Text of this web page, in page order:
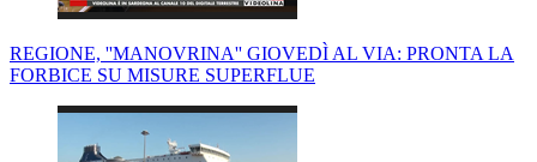
REGIONE, ''MANOVRINA'' GIOVEDÌ AL VIA: PRONTA LA
FORBICE SU MISURE SUPERFLUE